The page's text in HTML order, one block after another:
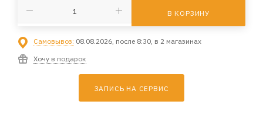
В КОРЗИНУ
Самовывоз: 08.08.2026, после 8:30, в 2 магазинах
Хочу в подарок
ЗАПИСЬ НА СЕРВИС